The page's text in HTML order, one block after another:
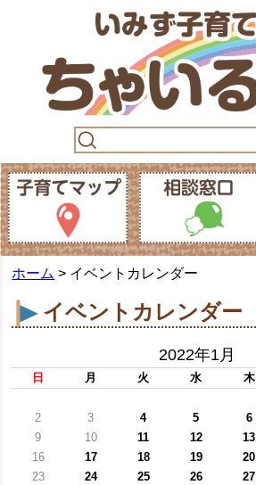
ホーム > イベントカレンダー
イベントカレンダー
2022年1月
日 月 火 水 木
2
3 4 5 6
9
10 11 12 13
16
17 18 19 20
23
24 25 26 27